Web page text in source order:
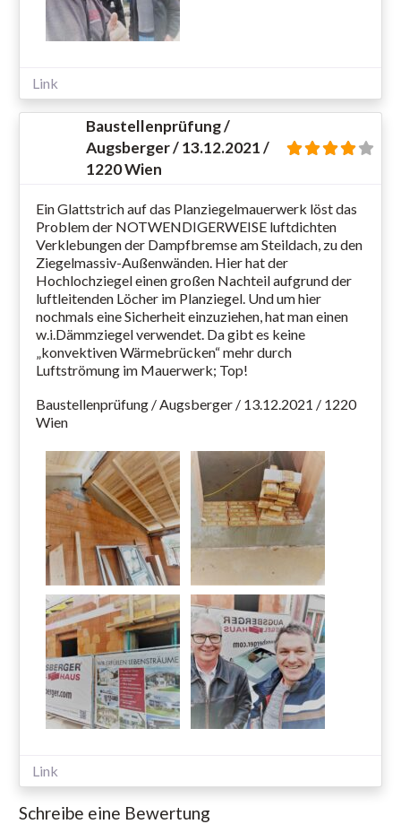
Link
Baustellenprüfung /
Augsberger / 13.12.2021 /
1220 Wien
Ein Glattstrich auf das Planziegelmauerwerk löst das
Problem der NOTWENDIGERWEISE luftdichten
Verklebungen der Dampfbremse am Steildach, zu den
Ziegelmassiv-Außenwänden. Hier hat der
Hochlochziegel einen großen Nachteil aufgrund der
luftleitenden Löcher im Planziegel. Und um hier
nochmals eine Sicherheit einzuziehen, hat man einen
w.i.Dämmziegel verwendet. Da gibt es keine
„konvektiven Wärmebrücken“ mehr durch
Luftströmung im Mauerwerk; Top!
Baustellenprüfung / Augsberger / 13.12.2021 / 1220
Wien
Link
Schreibe eine Bewertung